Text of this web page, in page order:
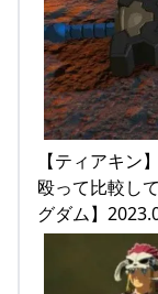
【ティアキン
殴って比較し
グダム】